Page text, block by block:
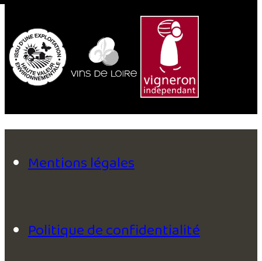
Mentions légales
Politique de confidentialité